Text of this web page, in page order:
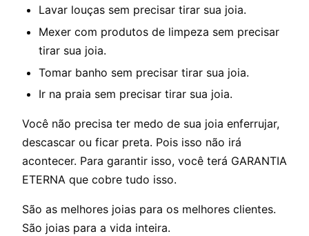
Lavar louças sem precisar tirar sua joia.
Mexer com produtos de limpeza sem precisar
tirar sua joia.
Tomar banho sem precisar tirar sua joia.
Ir na praia sem precisar tirar sua joia.
Você não precisa ter medo de sua joia enferrujar,
descascar ou ficar preta. Pois isso não irá
acontecer. Para garantir isso, você terá GARANTIA
ETERNA que cobre tudo isso.
São as melhores joias para os melhores clientes.
São joias para a vida inteira.